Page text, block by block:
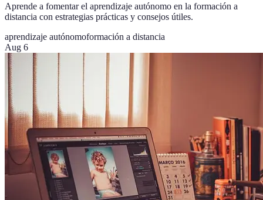
Aprende a fomentar el aprendizaje autónomo en la formación a
distancia con estrategias prácticas y consejos útiles.
aprendizaje autónomoformación a distancia
Aug 6